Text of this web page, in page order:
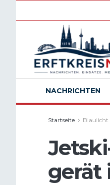
NACHRICHTEN
Startseite Blaulicht
gerät